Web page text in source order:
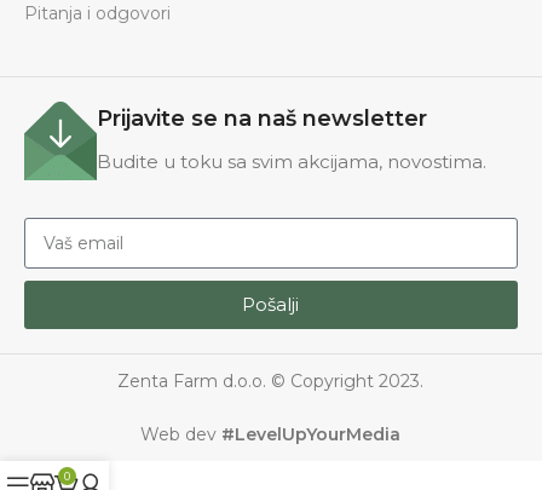
Pitanja i odgovori
Prijavite se na naš newsletter
Budite u toku sa svim akcijama, novostima.
Pošalji
Zenta Farm d.o.o. © Copyright 2023.
Web dev #LevelUpYourMedia
0